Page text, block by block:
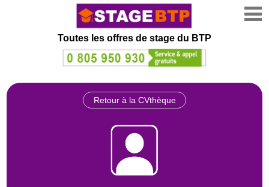
Toutes les offres de stage du BTP
Retour à la CVthèque